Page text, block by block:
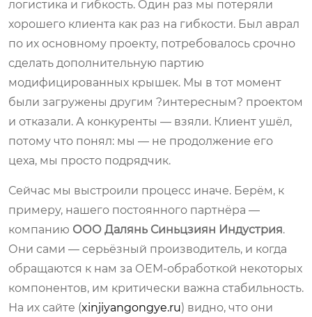
логистика и гибкость. Один раз мы потеряли
хорошего клиента как раз на гибкости. Был аврал
по их основному проекту, потребовалось срочно
сделать дополнительную партию
модифицированных крышек. Мы в тот момент
были загружены другим ?интересным? проектом
и отказали. А конкуренты — взяли. Клиент ушёл,
потому что понял: мы — не продолжение его
цеха, мы просто подрядчик.
Сейчас мы выстроили процесс иначе. Берём, к
примеру, нашего постоянного партнёра —
компанию ООО Далянь Синьцзиян Индустрия.
Они сами — серьёзный производитель, и когда
обращаются к нам за ОЕМ-обработкой некоторых
компонентов, им критически важна стабильность.
На их сайте (xinjiyangongye.ru) видно, что они